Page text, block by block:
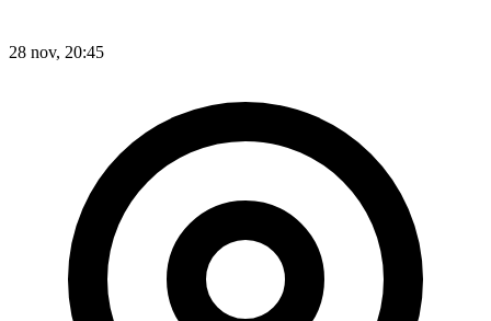
28 nov, 20:45